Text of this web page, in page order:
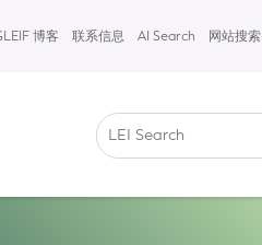
博客 联系信息 AI Search 网站搜索